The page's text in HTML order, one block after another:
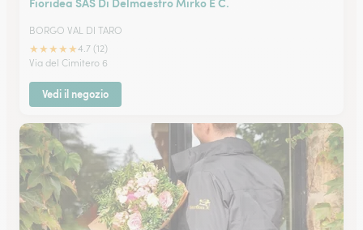
BORGO VAL DI TARO
★★★★★4.7 (12)
Via del Cimitero 6
Vedi il negozio